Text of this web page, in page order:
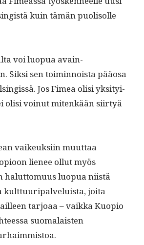
kuin tämän puolisolle
voi luop­ua avain­
Sik­si sen toimin­noista pääosa
Jos Fimea olisi yksi­tyi­
olisi voin­ut mitenkään siir­tyä
vaikeuk­si­in muut­taa
lie­nee ollut myös
halut­to­muus luop­ua niistä
kult­tuuri­palveluista, joi­ta
tar­joaa – vaik­ka Kuo­pio
suo­ma­lais­ten